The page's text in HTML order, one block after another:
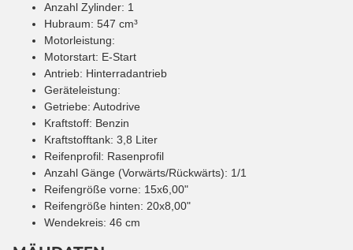
Anzahl Zylinder: 1
Hubraum: 547 cm³
Motorleistung:
Motorstart: E-Start
Antrieb: Hinterradantrieb
Geräteleistung:
Getriebe: Autodrive
Kraftstoff: Benzin
Kraftstofftank: 3,8 Liter
Reifenprofil: Rasenprofil
Anzahl Gänge (Vorwärts/Rückwärts): 1/1
Reifengröße vorne: 15x6,00"
Reifengröße hinten: 20x8,00"
Wendekreis: 46 cm